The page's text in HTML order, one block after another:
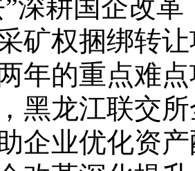
”深耕国企改
矿权捆绑转
年的重点难
黑龙江联交
企业优化资